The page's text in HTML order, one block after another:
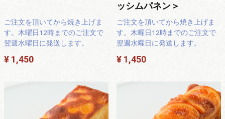
ご注文を頂いてから焼き上げま
す。木曜日12時までのご注文で
翌週水曜日に発送します。
¥ 1,450
ッシムパネン＞
ご注文を頂いてから焼き上げま
す。木曜日12時までのご注文で
翌週水曜日に発送します。
¥ 1,450